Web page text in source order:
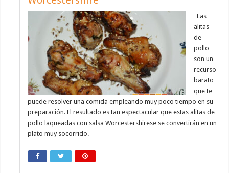
Las
alitas
de
pollo
son un
recurso
barato
que te
puede resolver una comida empleando muy poco tiempo en su
preparación. El resultado es tan espectacular que estas alitas de
pollo laqueadas con salsa Worcestershirese se convertirán en un
plato muy socorrido.